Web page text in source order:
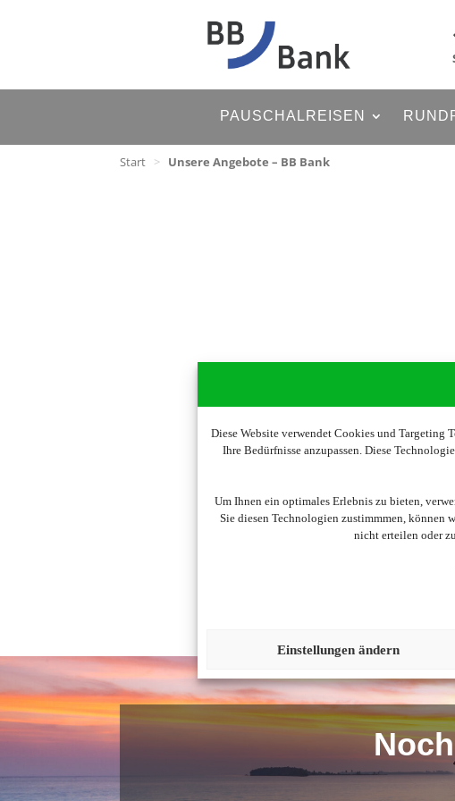
Diese Website verwendet Cookies und Targeting
Ihre Bedürfnisse anzupassen. Diese
Um Ihnen ein optimales Erlebnis zu bieten,
Sie diesen Technologien zustimmmen, können
nicht erteilen oder
Einstellungen ändern
PAUSCHALREISEN
Start > Unsere Angebote – BB Bank
Um diesen Inhalt darzustellen,